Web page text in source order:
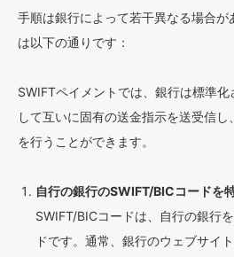
手順は銀行によって若干異なる場合
は以下の通りです：
SWIFTペイメントでは、銀行は標準
して互いに固有の送金指示を送受信
を行うことができます。
自行の銀行のSWIFT/BICコードを
SWIFT/BICコードは、自行の銀行
ドです。通常、銀行のウェブサイ